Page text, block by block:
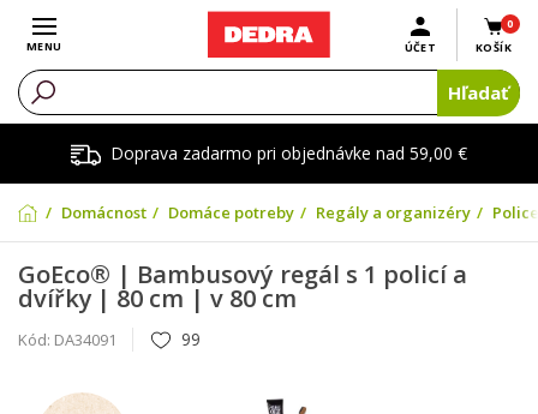
Doprava zadarmo pri objednávke nad 59,00 €
Otvoriť menu
MENU
0
KOŠÍK
ÚČET
Hľadať
Domácnosť Domáce potreby Regály a organizéry
GoEco® | Bambusový regál s 1 policí a
dvířky | 80 cm | v 80 cm
Kód: DA34091 99